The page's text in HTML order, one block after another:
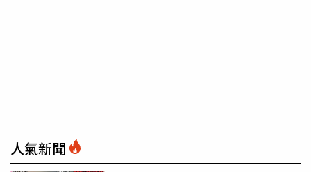
人氣新聞